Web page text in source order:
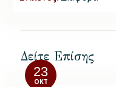
Δείτε Επίσης
23
ΟΚΤ